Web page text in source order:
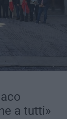
a tutti»